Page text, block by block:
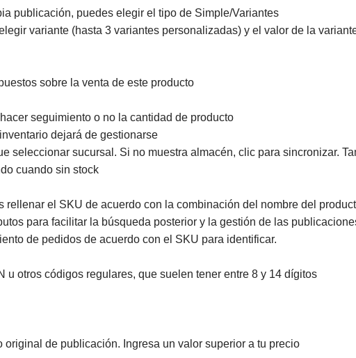
publicación, puedes elegir el tipo de Simple/Variantes
variante (hasta 3 variantes personalizadas) y el valor de la
sobre la venta de este producto
seguimiento o no la cantidad de producto
dejará de gestionarse
seleccionar sucursal. Si no muestra almacén, clic para sincronizar.
cuando sin stock
rellenar el SKU de acuerdo con la combinación del nombre del
para facilitar la búsqueda posterior y la gestión de las
de pedidos de acuerdo con el SKU para identificar.
u otros códigos regulares, que suelen tener entre 8 y 14 dígitos
de publicación. Ingresa un valor superior a tu precio